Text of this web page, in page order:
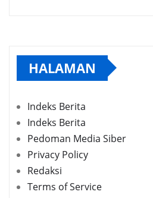
HALAMAN
Indeks Berita
Indeks Berita
Pedoman Media Siber
Privacy Policy
Redaksi
Terms of Service